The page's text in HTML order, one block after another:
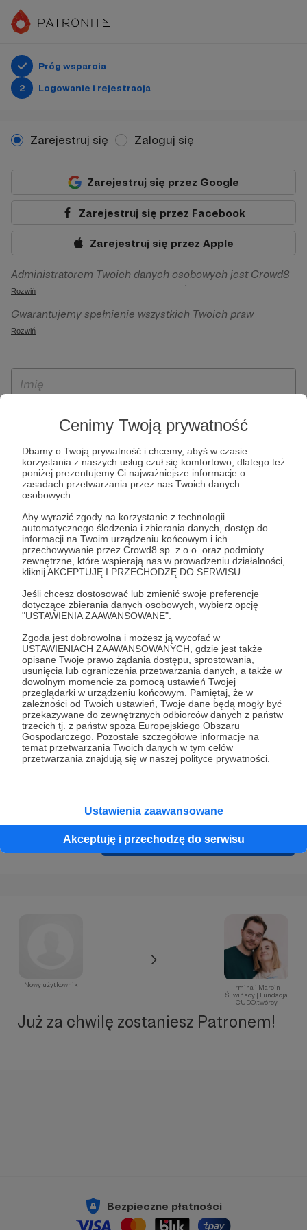
Cenimy Twoją prywatność
Dbamy o Twoją prywatność i chcemy, abyś w czasie
korzystania z naszych usług czuł się komfortowo, dlatego też
poniżej prezentujemy Ci najważniejsze informacje o
zasadach przetwarzania przez nas Twoich danych
osobowych.
Aby wyrazić zgody na korzystanie z technologii
automatycznego śledzenia i zbierania danych, dostęp do
informacji na Twoim urządzeniu końcowym i ich
przechowywanie przez Crowd8 sp. z o.o. oraz podmioty
zewnętrzne, które wspierają nas w prowadzeniu działalności,
kliknij AKCEPTUJĘ I PRZECHODZĘ DO SERWISU.
Jeśli chcesz dostosować lub zmienić swoje preferencje
dotyczące zbierania danych osobowych, wybierz opcję
"USTAWIENIA ZAAWANSOWANE".
Zgoda jest dobrowolna i możesz ją wycofać w
USTAWIENIACH ZAAWANSOWANYCH, gdzie jest także
opisane Twoje prawo żądania dostępu, sprostowania,
usunięcia lub ograniczenia przetwarzania danych, a także w
dowolnym momencie za pomocą ustawień Twojej
przeglądarki w urządzeniu końcowym. Pamiętaj, że w
zależności od Twoich ustawień, Twoje dane będą mogły być
przekazywane do zewnętrznych odbiorców danych z państw
trzecich tj. z państw spoza Europejskiego Obszaru
Gospodarczego. Pozostałe szczegółowe informacje na
temat przetwarzania Twoich danych w tym celów
przetwarzania znajdują się w naszej polityce prywatności.
Ustawienia zaawansowane
Akceptuję i przechodzę do serwisu
Próg wsparcia
2
Logowanie i rejestracja
Zarejestruj się Zaloguj się
Zarejestruj się przez Google
Zarejestruj się przez Facebook
Zarejestruj się przez Apple
Administratorem Twoich danych osobowych jest Crowd8
sp. z o.o. z siedziba w Warszawie, ul. Żwirki i Wigury 16, 02-
092 Warszawa. Twoje dane osobowe będą przetwarzane w
szczególności w celu wykonania umowy zawartej z Tobą, w
Patronite.pl, w tym możliwości dokonywania oraz
otrzymywania wsparcia na naszej platformie oraz
Rozwiń
Gwarantujemy spełnienie wszystkich Twoich praw
wynikających z ogólnego rozporządzenia o ochronie
ich przenoszenia, niepodlegania zautomatyzowanemu
podejmowaniu decyzji, w tym profilowaniu, a także prawo
osobowych. Rejestracja dla osób niepełnoletnich możliwa
jest po przekazaniu podpisanego formularza "Zgodna na
założenie konta przez osobę niepełnoletnią", formularz
dostępny jest na stronie regulaminu Patronite.pl.
Rozwiń
* Zapoznałem się i akceptujęRegulaminserwisu oraz
Prywatności
* Wyrażam zgodę na przetwarzanie moich danych
osobowych podanych w formularzu rejestracyjnym w celu
prawidłowego świadczenia usług serwisu Patronite.
Wyrażam zgodę na otrzymywanie drogą elektroniczną
informacji handlowych - newslettera. Opcja ta może zostać
zmieniona w ustawieniach konta.
Cofnij Zarejestruj się i przejdź dalej
Nowy użytkownik
Irmina i Marcin
Śliwińscy | Fundacja
CUDO.twórcy
Już za chwilę zostaniesz Patronem!
Bezpieczne płatności